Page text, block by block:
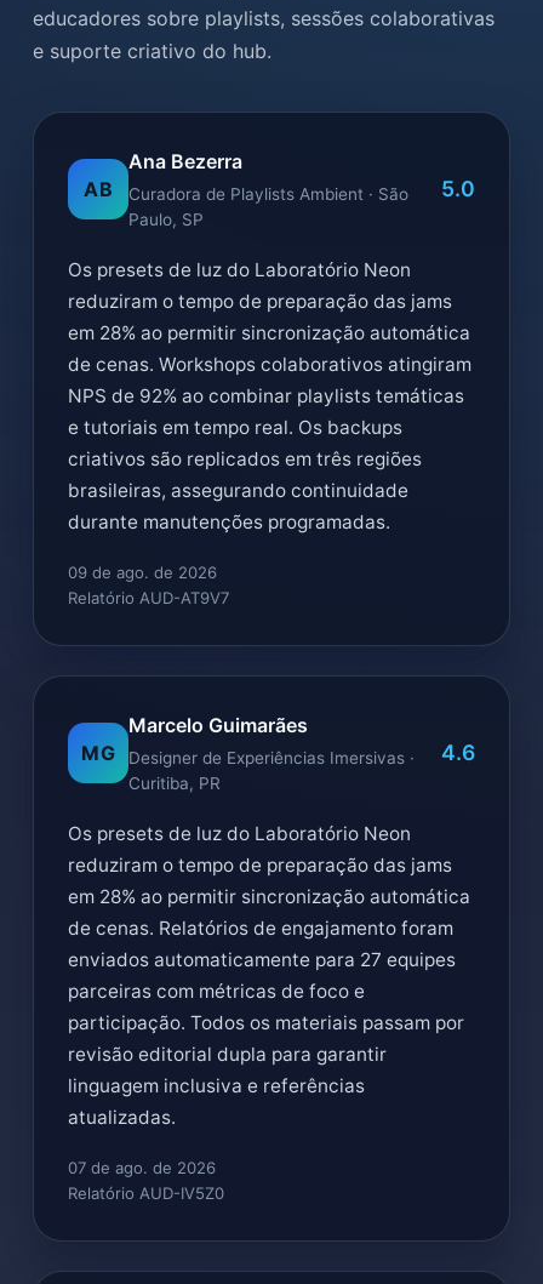
educadores sobre playlists, sessões colaborativas
e suporte criativo do hub.
AB
Ana Bezerra
Curadora de Playlists Ambient · São
Paulo, SP
5.0
Os presets de luz do Laboratório Neon
reduziram o tempo de preparação das jams
em 28% ao permitir sincronização automática
de cenas. Workshops colaborativos atingiram
NPS de 92% ao combinar playlists temáticas
e tutoriais em tempo real. Os backups
criativos são replicados em três regiões
brasileiras, assegurando continuidade
durante manutenções programadas.
09 de ago. de 2026
Relatório AUD-AT9V7
MG
Marcelo Guimarães
Designer de Experiências Imersivas ·
Curitiba, PR
4.6
Os presets de luz do Laboratório Neon
reduziram o tempo de preparação das jams
em 28% ao permitir sincronização automática
de cenas. Relatórios de engajamento foram
enviados automaticamente para 27 equipes
parceiras com métricas de foco e
participação. Todos os materiais passam por
revisão editorial dupla para garantir
linguagem inclusiva e referências
atualizadas.
07 de ago. de 2026
Relatório AUD-IV5Z0